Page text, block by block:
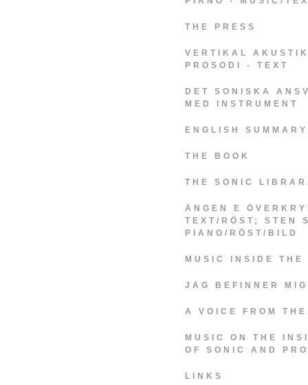
THE PRESS
VERTIKAL
PROSODI - TEXT
DET SONISKA
MED INSTRUMENT
ENGLISH
THE BOOK
THE SONIC
ÄNGEN E
TEXT/RÖST; STEN
PIANO/RÖST/BILD
MUSIC INSIDE
JAG BEFINNER
A VOICE FROM
MUSIC ON THE
OF SONIC AND
LINKS